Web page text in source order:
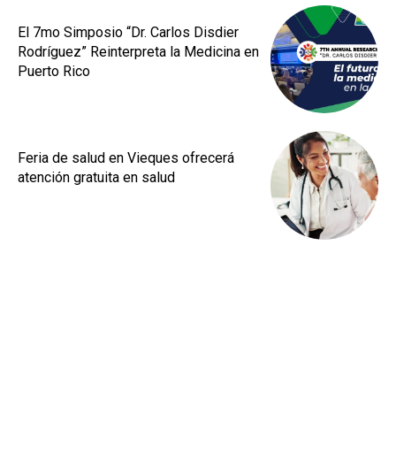
El 7mo Simposio “Dr. Carlos Disdier
Rodríguez” Reinterpreta la Medicina en
Puerto Rico
Feria de salud en Vieques ofrecerá
atención gratuita en salud